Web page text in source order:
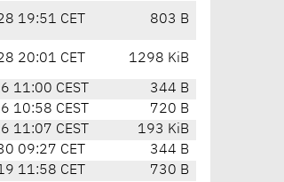
19:51 CET 803 B
20:01 CET 1298 KiB
11:00 CEST
344 B
10:58 CEST
720 B
11:07 CEST
193 KiB
09:27 CET
344 B
11:58 CET
730 B